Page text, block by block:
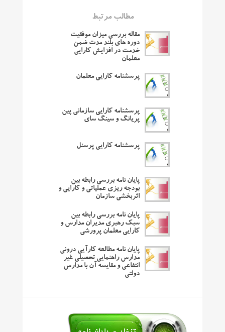
مطالب مرتبط
مقاله بررسی میزان موفقیت
دوره های بلند مدت ضمن
خدمت در افزایش کارایی
معلمان
پرسشنامه کارایی معلمان
پرسشنامه کارایی سازمانی پین
پریانگ و سینگ سای
پرسشنامه کارایی پرسنل
پایان نامه بررسی رابطه بین
بودجه ریزی عملیاتی و کارایی و
اثربخشی سازمان
پایان نامه بررسی رابطه بین
سبک رهبری مدیران مدارس و
کارایی معلمان پرورشی
پایان نامه مطالعه کارآیی درونی
مدارس راهنمایی تحصیلی غیر
انتفاعی و مقایسه آن با مدارس
دولتی